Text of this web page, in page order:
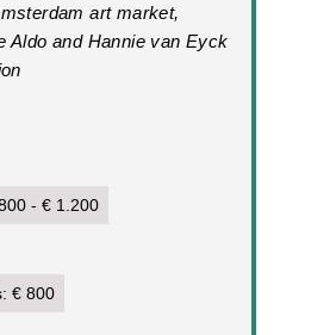
art market,
Aldo and Hannie van Eyck
- € 1.200
€ 800